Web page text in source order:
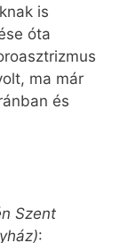
is
óta
ma már
és
Szent
: